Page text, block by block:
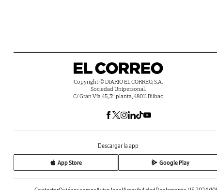
Copyright © DIARIO EL CORREO, S.A.
Sociedad Unipersonal.
C/ Gran Vía 45, 3ª planta, 48011 Bilbao
Descargar la app
App Store Google Play